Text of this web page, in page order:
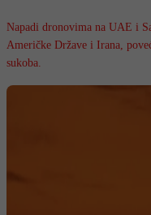
Napadi dronovima na UAE i
Američke Države i Irana,
sukoba.